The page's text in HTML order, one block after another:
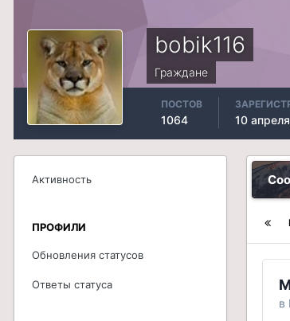
bobik116
Граждане
ПОСТОВ
1064 10
Активность
ПРОФИЛИ
Обновления статусов
Ответы статуса
в